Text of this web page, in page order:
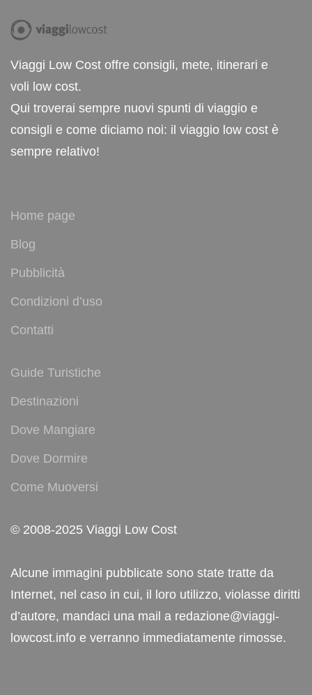
Viaggi Low Cost offre consigli, mete, itinerari e
voli low cost.
Qui troverai sempre nuovi spunti di viaggio e
consigli e come diciamo noi: il viaggio low cost è
sempre relativo!
Home page
Blog
Pubblicità
Condizioni d’uso
Contatti
Guide Turistiche
Destinazioni
Dove Mangiare
Dove Dormire
Come Muoversi
© 2008-2025 Viaggi Low Cost
Alcune immagini pubblicate sono state tratte da
Internet, nel caso in cui, il loro utilizzo, violasse diritti
d’autore, mandaci una mail a redazione@viaggi-
lowcost.info e verranno immediatamente rimosse.